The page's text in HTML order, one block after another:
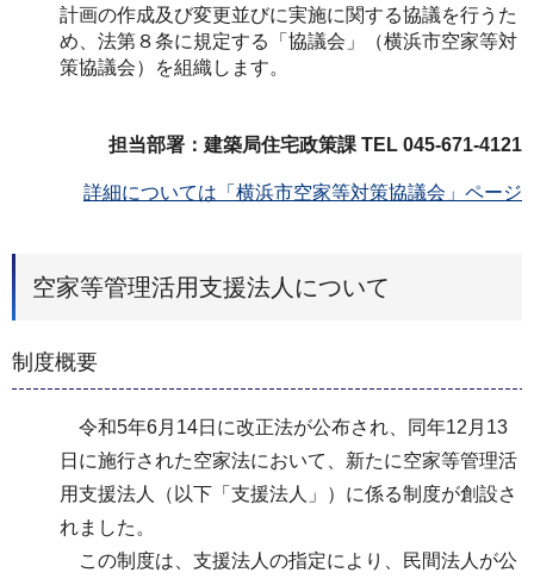
計画の作成及び変更並びに実施に関する協議を行うた
め、法第８条に規定する「協議会」（横浜市空家等対
策協議会）を組織します。
担当部署：建築局住宅政策課 TEL 045-671-4121
詳細については「横浜市空家等対策協議会」ページ
空家等管理活用支援法人について
制度概要
令和5年6月14日に改正法が公布され、同年12月13
日に施行された空家法において、新たに空家等管理活
用支援法人（以下「支援法人」）に係る制度が創設さ
れました。
この制度は、支援法人の指定により、民間法人が公